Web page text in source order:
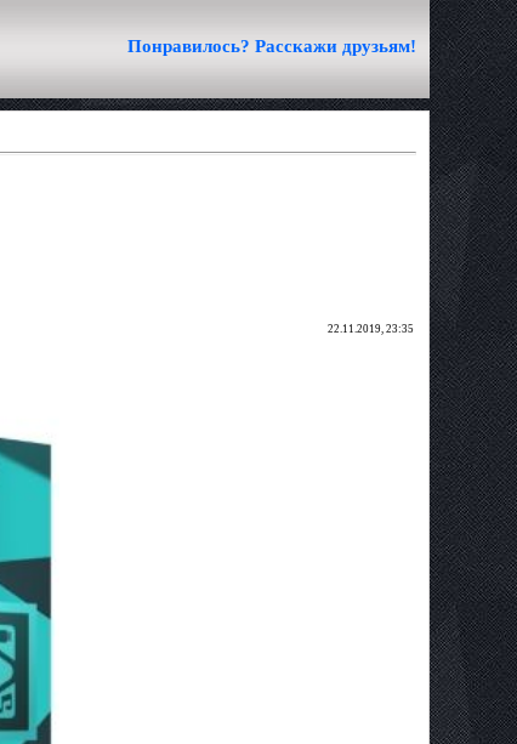
Понравилось? Расскажи друзьям!
22.11.2019, 23:35